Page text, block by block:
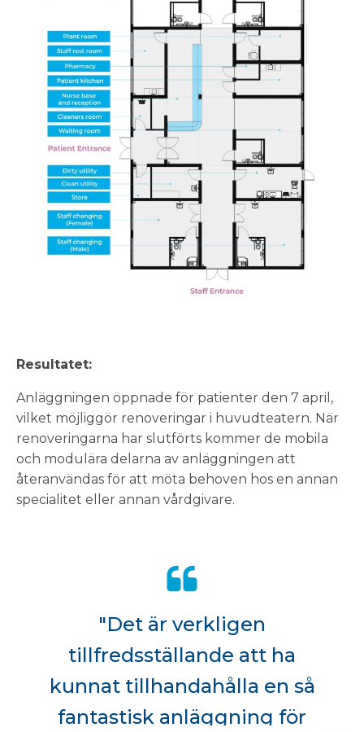
Resultatet:
Anläggningen öppnade för patienter den 7 april,
vilket möjliggör renoveringar i huvudteatern. När
renoveringarna har slutförts kommer de mobila
och modulära delarna av anläggningen att
återanvändas för att möta behoven hos en annan
specialitet eller annan vårdgivare.
"Det är verkligen
tillfredsställande att ha
kunnat tillhandahålla en så
fantastisk anläggning för